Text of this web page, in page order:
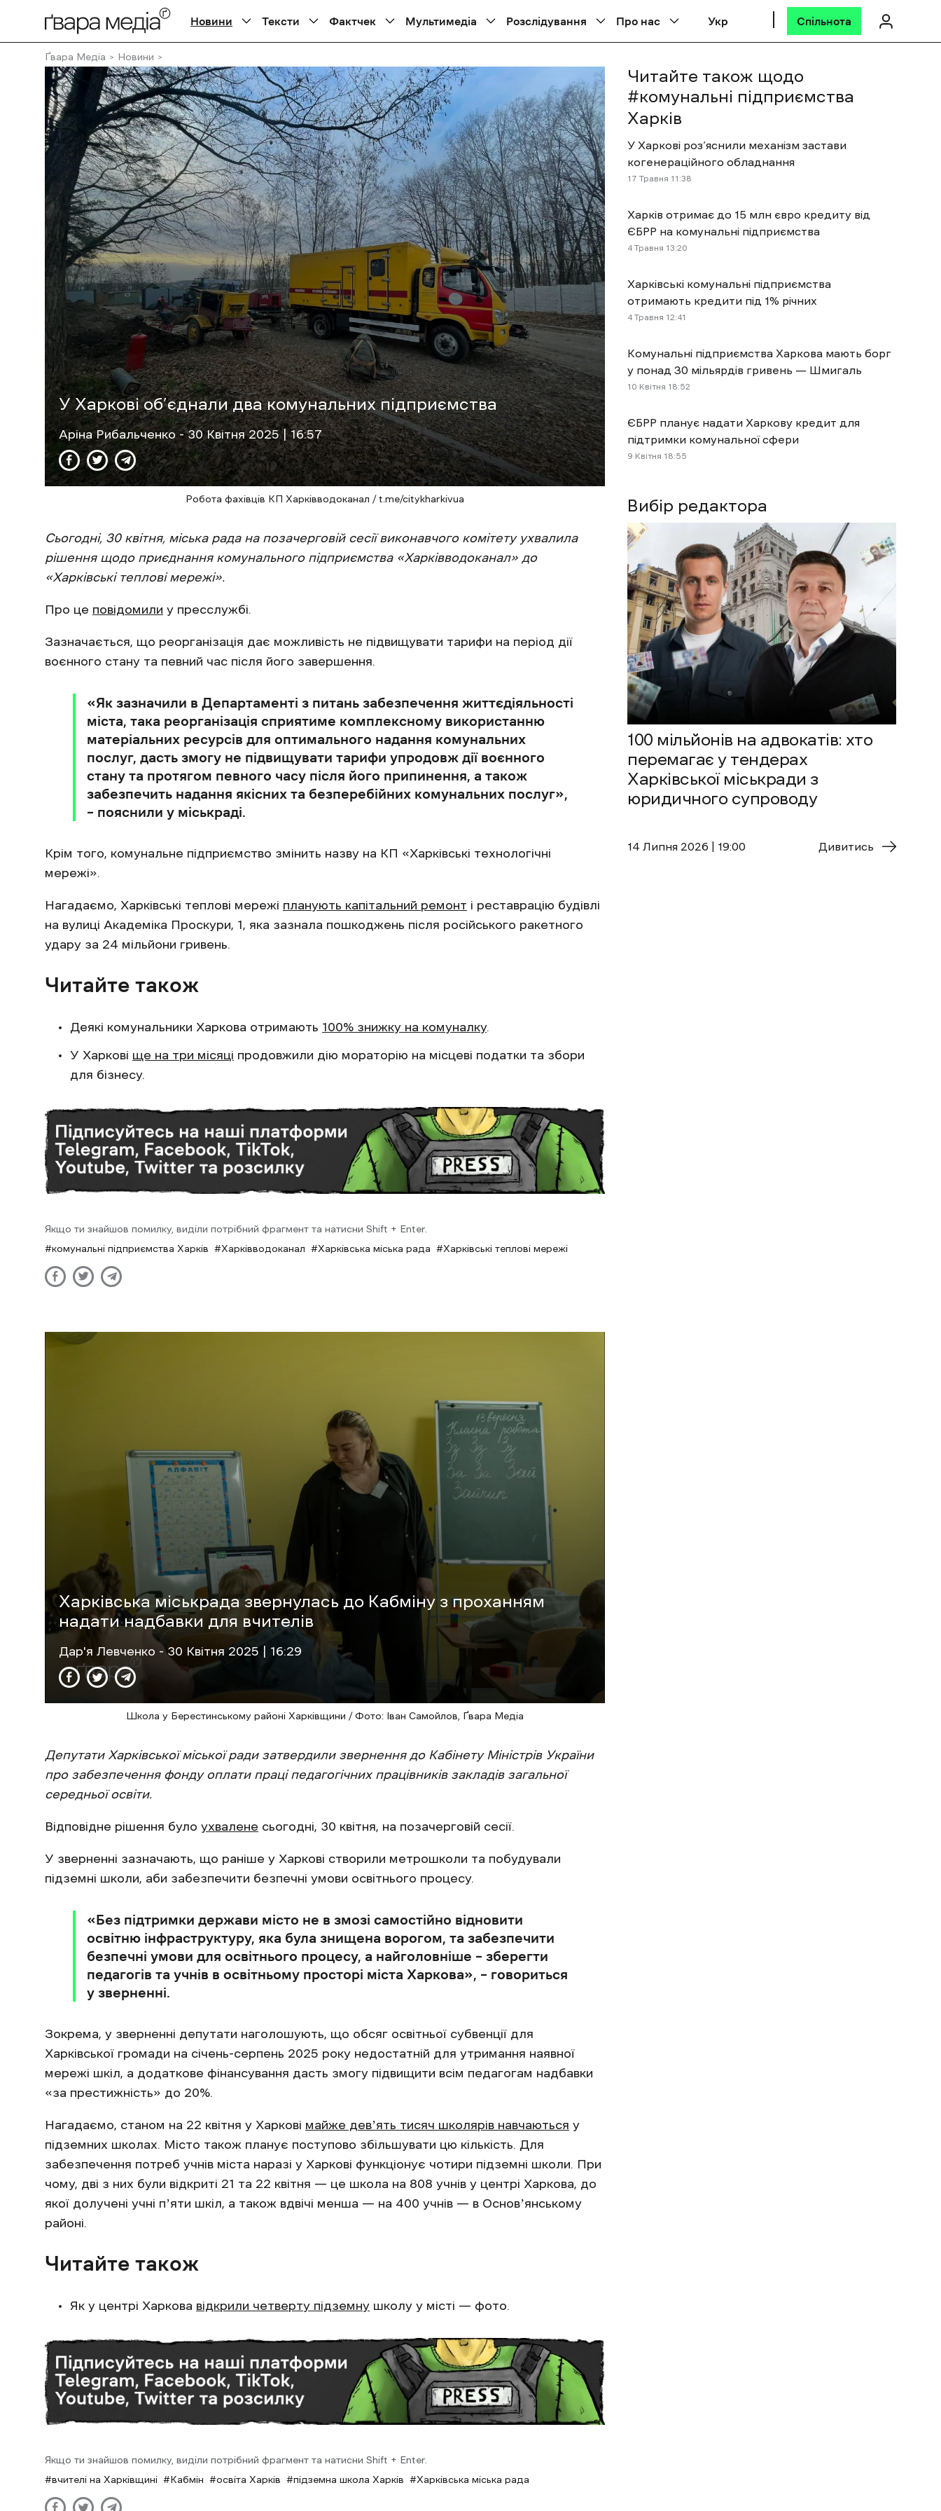
Новини Тексти Фактчек Мультимедіа Розслідування Про нас Укр Спільнота
Ґвара Медіа Новини
У Харкові об’єднали два комунальних підприємства
Аріна Рибальченко- 30 Квітня 2025 | 16:57
Робота фахівців КП Харківводоканал / t.me/citykharkivua
Сьогодні, 30 квітня, міська рада на позачерговій сесії виконавчого комітету ухвалила
рішення щодо приєднання комунального підприємства «Харківводоканал» до
«Харківські теплові мережі».
Про це повідомили у пресслужбі.
Зазначається, що реорганізація дає можливість не підвищувати тарифи на період дії
воєнного стану та певний час після його завершення.
«Як зазначили в Департаменті з питань забезпечення життєдіяльності
міста, така реорганізація сприятиме комплексному використанню
матеріальних ресурсів для оптимального надання комунальних
послуг, дасть змогу не підвищувати тарифи упродовж дії воєнного
стану та протягом певного часу після його припинення, а також
забезпечить надання якісних та безперебійних комунальних послуг»,
– пояснили у міськраді.
Крім того, комунальне підприємство змінить назву на КП «Харківські технологічні
мережі».
Нагадаємо, Харківські теплові мережі планують капітальний ремонт і реставрацію будівлі
на вулиці Академіка Проскури, 1, яка зазнала пошкоджень після російського ракетного
удару за 24 мільйони гривень.
Читайте також
Деякі комунальники Харкова отримають 100% знижку на комуналку.
У Харкові ще на три місяці продовжили дію мораторію на місцеві податки та збори
для бізнесу.
Якщо ти знайшов помилку, виділи потрібний фрагмент та натисни Shift + Enter.
комунальні підприємства Харків
Харківводоканал Харківська міська рада Харківські теплові мережі
Харківська міськрада звернулась до Кабміну з проханням
надати надбавки для вчителів
Дар'я Левченко - 30 Квітня 2025 | 16:29
Школа у Берестинському районі Харківщини / Фото: Іван Самойлов, Ґвара Медіа
Депутати Харківської міської ради затвердили звернення до Кабінету Міністрів України
про забезпечення фонду оплати праці педагогічних працівників закладів загальної
середньої освіти.
Відповідне рішення було ухвалене сьогодні, 30 квітня, на позачерговій сесії.
У зверненні зазначають, що раніше у Харкові створили метрошколи та побудували
підземні школи, аби забезпечити безпечні умови освітнього процесу.
«Без підтримки держави місто не в змозі самостійно відновити
освітню інфраструктуру, яка була знищена ворогом, та забезпечити
безпечні умови для освітнього процесу, а найголовніше – зберегти
педагогів та учнів в освітньому просторі міста Харкова», – говориться
у зверненні.
Зокрема, у зверненні депутати наголошують, що обсяг освітньої субвенції для
Харківської громади на січень-серпень 2025 року недостатній для утримання наявної
мережі шкіл, а додаткове фінансування дасть змогу підвищити всім педагогам надбавки
«за престижність» до 20%.
Нагадаємо, станом на 22 квітня у Харкові майже девʼять тисяч школярів навчаються у
підземних школах. Місто також планує поступово збільшувати цю кількість. Для
забезпечення потреб учнів міста наразі у Харкові функціонує чотири підземні школи. При
чому, дві з них були відкриті 21 та 22 квітня — це школа на 808 учнів у центрі Харкова, до
якої долучені учні пʼяти шкіл, а також вдвічі менша — на 400 учнів — в Основʼянському
районі.
Читайте також
Як у центрі Харкова відкрили четверту підземну школу у місті — фото.
Якщо ти знайшов помилку, виділи потрібний фрагмент та натисни Shift + Enter.
вчителі на Харківщині
Кабмін освіта Харків підземна школа Харків Харківська міська рада
Вибір редактора
100 мільйонів на адвокатів: хто
перемагає у тендерах
Харківської міськради з
юридичного супроводу
14 Липня 2026 | 19:00 Дивитись
Читайте також щодо
#комунальні підприємства
Харків
У Харкові роз’яснили механізм застави
когенераційного обладнання
17 Травня 11:38
Харків отримає до 15 млн євро кредиту від
ЄБРР на комунальні підприємства
4 Травня 13:20
Харківські комунальні підприємства
отримають кредити під 1% річних
4 Травня 12:41
Комунальні підприємства Харкова мають борг
у понад 30 мільярдів гривень — Шмигаль
10 Квітня 18:52
ЄБРР планує надати Харкову кредит для
підтримки комунальної сфери
9 Квітня 18:55